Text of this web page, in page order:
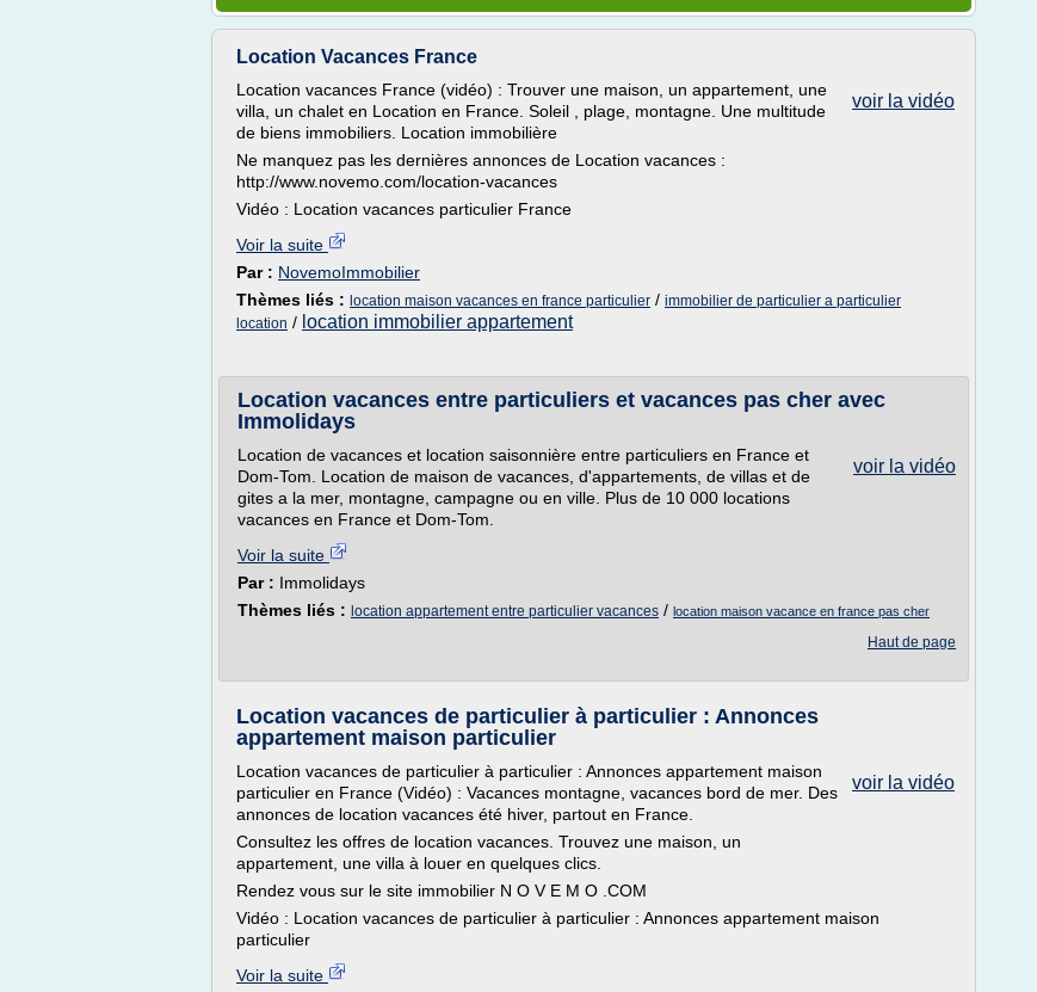
Location Vacances France
voir la vidéo
Location vacances France (vidéo) : Trouver une maison, un appartement, une
villa, un chalet en Location en France. Soleil , plage, montagne. Une multitude
de biens immobiliers. Location immobilière
Ne manquez pas les dernières annonces de Location vacances :
http://www.novemo.com/location-vacances
Vidéo : Location vacances particulier France
Voir la suite
Par : NovemoImmobilier
Thèmes liés : location maison vacances en france particulier / immobilier de particulier a particulier
location / location immobilier appartement
Location vacances entre particuliers et vacances pas cher avec
Immolidays
voir la vidéo
Location de vacances et location saisonnière entre particuliers en France et
Dom-Tom. Location de maison de vacances, d'appartements, de villas et de
gites a la mer, montagne, campagne ou en ville. Plus de 10 000 locations
vacances en France et Dom-Tom.
Voir la suite
Par : Immolidays
Thèmes liés : location appartement entre particulier vacances / location maison vacance en france pas cher
Haut de page
Location vacances de particulier à particulier : Annonces
appartement maison particulier
voir la vidéo
Location vacances de particulier à particulier : Annonces appartement maison
particulier en France (Vidéo) : Vacances montagne, vacances bord de mer. Des
annonces de location vacances été hiver, partout en France.
Consultez les offres de location vacances. Trouvez une maison, un
appartement, une villa à louer en quelques clics.
Rendez vous sur le site immobilier N O V E M O .COM
Vidéo : Location vacances de particulier à particulier : Annonces appartement maison
particulier
Voir la suite